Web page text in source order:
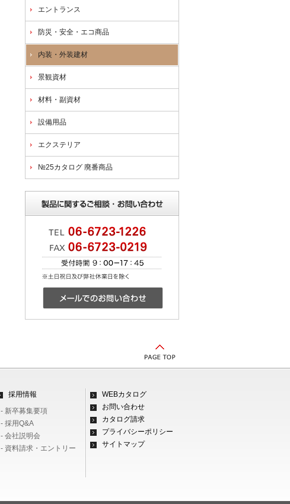
エントランス
防災・安全・エコ商品
内装・外装建材
景観資材
材料・副資材
設備用品
エクステリア
№25カタログ 廃番商品
採用情報
- 新卒募集要項
- 採用Q&A
- 会社説明会
- 資料請求・エントリー
WEBカタログ
お問い合わせ
カタログ請求
プライバシーポリシー
サイトマップ